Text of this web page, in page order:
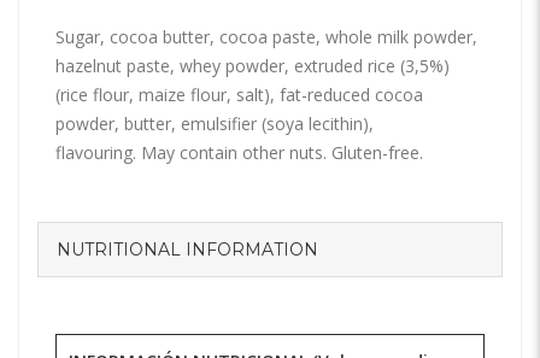
Sugar, cocoa butter, cocoa paste, whole milk powder,
hazelnut paste, whey powder, extruded rice (3,5%)
(rice flour, maize flour, salt), fat-reduced cocoa
powder, butter, emulsifier (soya lecithin),
flavouring. May contain other nuts. Gluten-free.
NUTRITIONAL INFORMATION